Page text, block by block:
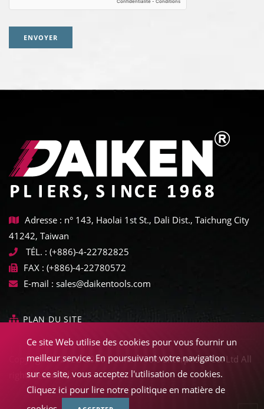
ENVOYER
Adresse : n° 143, Haolai 1st St., Dali Dist., Taichung City
41242, Taiwan
TÉL. : (+886)-4-22782825
FAX : (+886)-4-22780572
E-mail : sales@daikentools.com
PLAN DU SITE
Copyright © 2022-2026 Daiken Tools Enterprises Co. Ltd All
rights reserved.
Ce site Web utilise des cookies pour vous fournir un
meilleur service. En poursuivant votre navigation
sur ce site, vous acceptez l'utilisation de cookies.
Cliquez ici pour lire notre politique en matière de